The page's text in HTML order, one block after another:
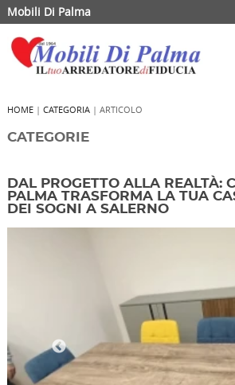
Mobili Di Palma
HOME| CATEGORIA| ARTICOLO
CATEGORIE
DAL PROGETTO ALLA REALTÀ:
PALMA TRASFORMA LA TUA
DEI SOGNI A SALERNO